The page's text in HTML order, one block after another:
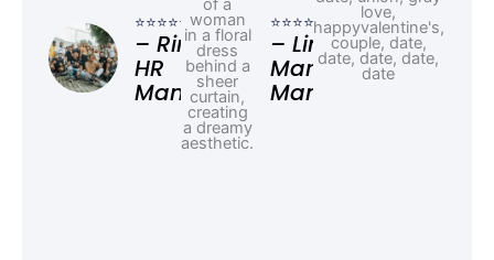
⭐⭐⭐⭐⭐
– Rina,
HR
Manager
⭐⭐⭐⭐⭐
– Linda,
Marketing
Manager